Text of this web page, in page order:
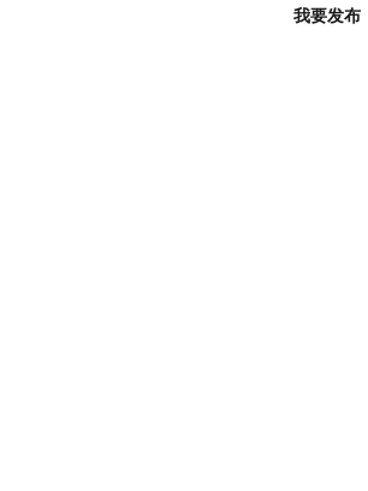
我要发布